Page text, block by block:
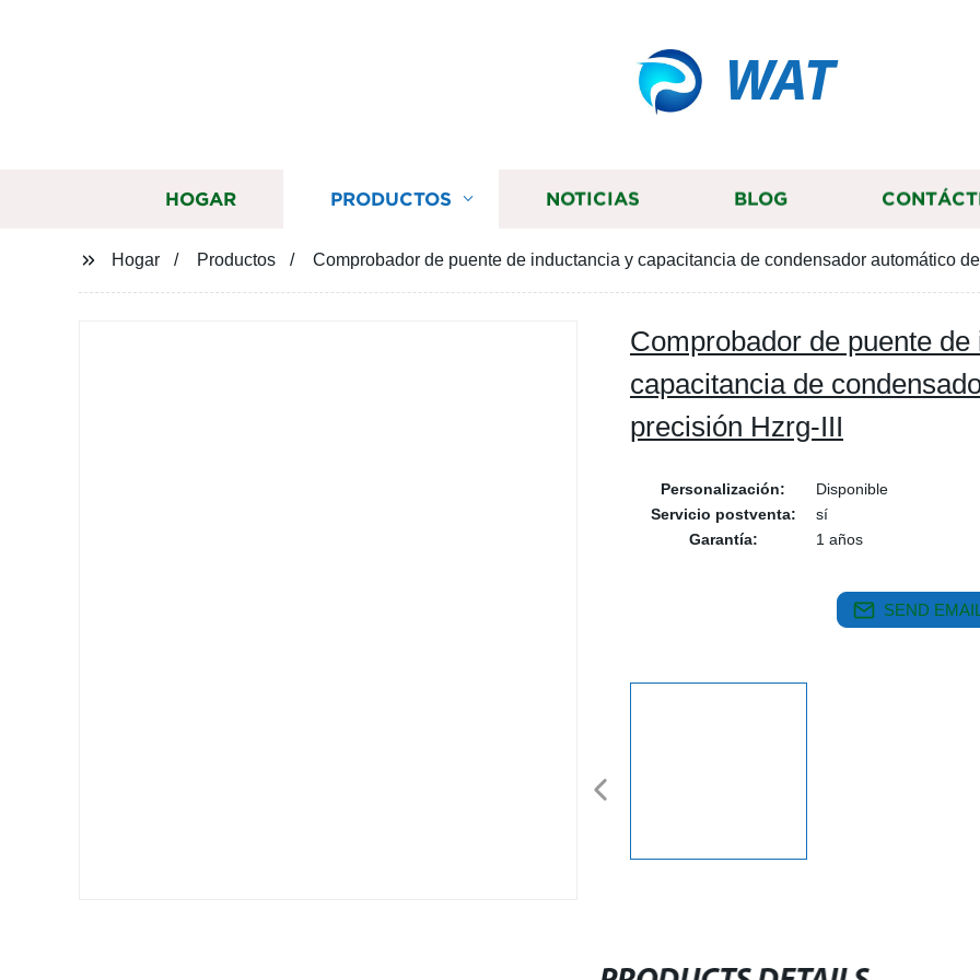
WAT
HOGAR PRODUCTOS NOTICIAS BLOG
Hogar Productos Comprobador de puente de inductancia y capacitancia de condensador automático de
Comprobador de puente
capacitancia de
precisión Hzrg-III
Personalización:
Disponible
Servicio postventa:
sí
Garantía:
1 años
SEND